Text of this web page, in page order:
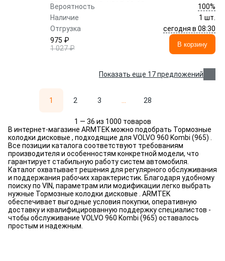
Вероятность
100%
Наличие
1 шт.
Отгрузка
сегодня в 08:30
975 ₽
1 027 ₽
В корзину
Показать еще 17 предложений
1 2 3 28
1 — 36 из 1000 товаров
В интернет-магазине ARMTEK можно подобрать Тормозные
колодки дисковые , подходящие для VOLVO 960 Kombi (965) .
Все позиции каталога соответствуют требованиям
производителя и особенностям конкретной модели, что
гарантирует стабильную работу систем автомобиля.
Каталог охватывает решения для регулярного обслуживания
и поддержания рабочих характеристик. Благодаря удобному
поиску по VIN, параметрам или модификации легко выбрать
нужные Тормозные колодки дисковые . ARMTEK
обеспечивает выгодные условия покупки, оперативную
доставку и квалифицированную поддержку специалистов -
чтобы обслуживание VOLVO 960 Kombi (965) оставалось
простым и надежным.